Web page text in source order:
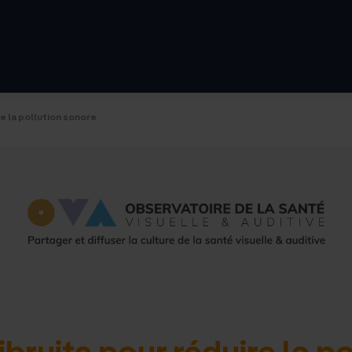
la pollution sonore